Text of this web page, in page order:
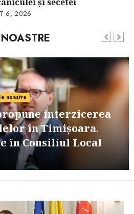
6, 2026
din Timişoara FOTO
6, 2026
mistuit de flăcări pe A1,
Traficul spre Arad
6, 2026
cu o maşină şi o
noastre
interzicerea
în Timișoara.
în Consiliul Local